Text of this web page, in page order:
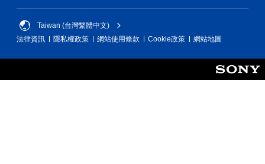
Taiwan (台灣繁體中文)
法律資訊
隱私權政策 網站使用條款 Cookie政策 網站地圖